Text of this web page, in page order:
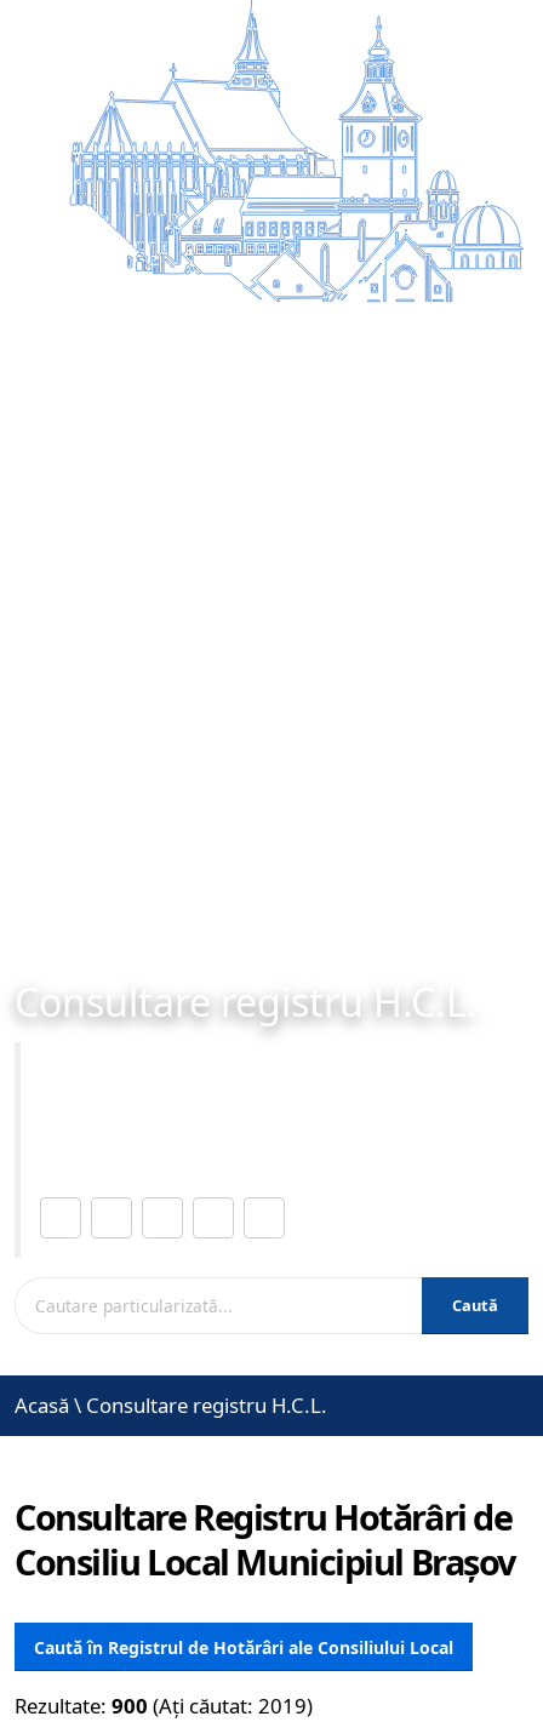
Consultare registru H.C.L.
Caută
Acasă \ Consultare registru H.C.L.
Consultare Registru Hotărâri de
Consiliu Local Municipiul Brașov
Caută în Registrul de Hotărâri ale Consiliului Local
Rezultate: 900 (Ați căutat: 2019)